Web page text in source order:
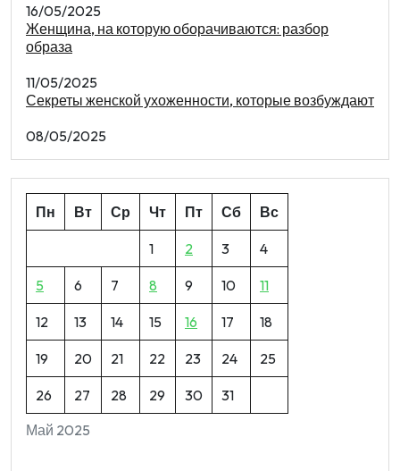
16/05/2025
Женщина, на которую оборачиваются: разбор
образа
11/05/2025
Секреты женской ухоженности, которые возбуждают
08/05/2025
Май 2025
Пн Вт Ср Чт Пт Сб Вс
1 2 3 4
5 6 7 8 9 10 11
12 13 14 15 16 17 18
19 20 21 22 23 24 25
26 27 28 29 30 31